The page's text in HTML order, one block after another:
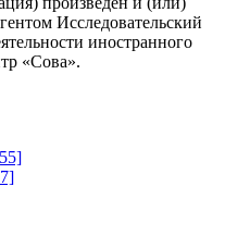
Исследовательский
иностранного
«Сова».